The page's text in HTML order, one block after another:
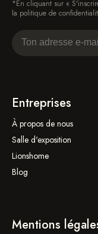
*En cliquant sur «
la politique de
Entreprises
À propos de nous
Salle d'exposition
Lionshome
Blog
Mentions